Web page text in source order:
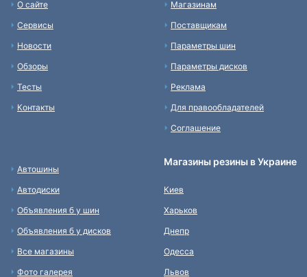
О сайте
Сервисы
Новости
Обзоры
Тесты
Контакты
Магазинам
Поставщикам
Параметры шин
Параметры дисков
Реклама
Для правообладателей
Соглашение
Автошины
Автодиски
Объявления б у шин
Объявления б у дисков
Все магазины
Фото галерея
Магазины резины в Украине
Киев
Харьков
Днепр
Одесса
Львов